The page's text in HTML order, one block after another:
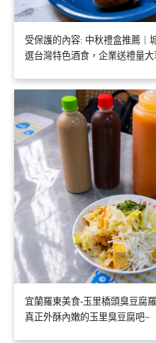
受保護的內容: 中秋禮盒推薦｜
選台灣特色酒食，企業送禮量大
宜蘭羅東美食-玉里橋頭臭豆腐
真正外酥內嫩的玉里臭豆腐吧~